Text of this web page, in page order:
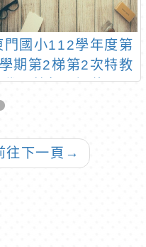
門國小112學年度第
期第2梯第2次特教
代理教師甄選錄取公
往下一頁 →